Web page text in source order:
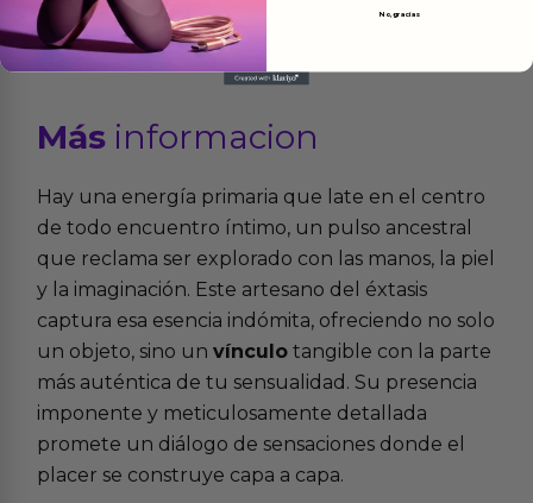
Más informacion
Hay una energía primaria que late en el centro
de todo encuentro íntimo, un pulso ancestral
que reclama ser explorado con las manos, la piel
y la imaginación. Este artesano del éxtasis
captura esa esencia indómita, ofreciendo no solo
un objeto, sino unvínculo tangible con la parte
más auténtica de tu sensualidad. Su presencia
imponente y meticulosamente detallada
promete un diálogo de sensaciones donde el
placer se construye capa a capa.
No, gracias